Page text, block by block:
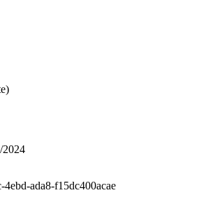
2024
ada8-f15dc400acae